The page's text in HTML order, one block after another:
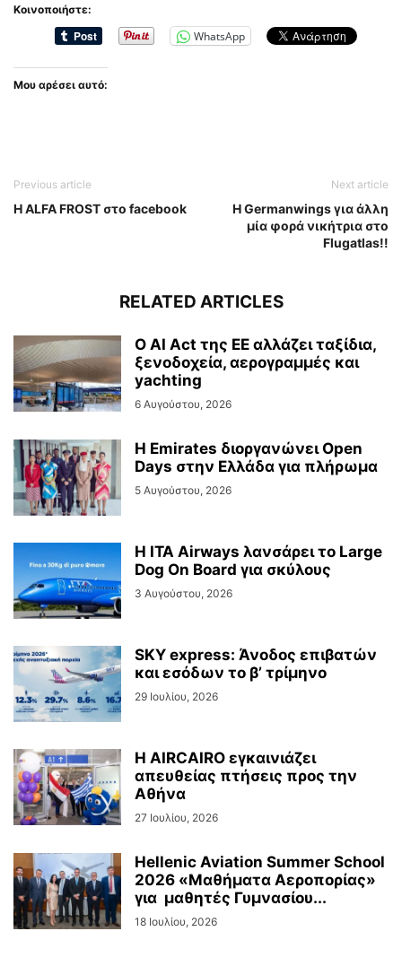
Κοινοποιήστε:
WhatsApp
Μου αρέσει αυτό:
Previous article
Η ALFA FROST στο facebook
Next article
H Germanwings για άλλη
μία φορά νικήτρια στο
Flugatlas!!
RELATED ARTICLES
Ο AI Act της ΕΕ αλλάζει ταξίδια,
ξενοδοχεία, αερογραμμές και
yachting
6 Αυγούστου, 2026
Η Emirates διοργανώνει Open
Days στην Ελλάδα για πλήρωμα
5 Αυγούστου, 2026
Η ITA Airways λανσάρει το Large
Dog On Board για σκύλους
3 Αυγούστου, 2026
SKY express: Άνοδος επιβατών
και εσόδων το β’ τρίμηνο
29 Ιουλίου, 2026
Η AIRCAIRO εγκαινιάζει
απευθείας πτήσεις προς την
Αθήνα
27 Ιουλίου, 2026
Hellenic Aviation Summer School
2026 «Μαθήματα Αεροπορίας»
για μαθητές Γυμνασίου...
18 Ιουλίου, 2026